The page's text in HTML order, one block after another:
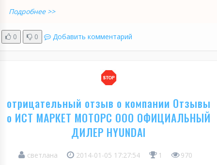
Подробнее >>
0 0 Добавить комментарий
отрицательный отзыв о компании Отзывы
о ИСТ МАРКЕТ МОТОРС ООО ОФИЦИАЛЬНЫЙ
ДИЛЕР HYUNDAI
светлана 2014-01-05 17:27:54 1 970